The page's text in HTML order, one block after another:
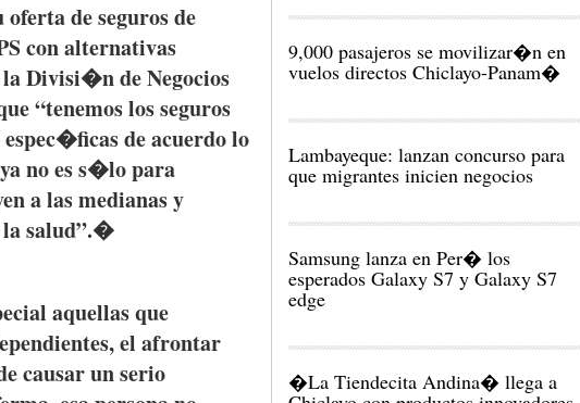
ofertadesegurosde
conalternativas
Divisi�ndeNegocios
“tenemoslosseguros
espec�ficasdeacuerdolo
yanoess�lopara
alasmedianasy
salud”.�
aquellasque
, el afrontar
causarunserio
9,000 pasajeros se movilizar�n en
vuelos directos Chiclayo-Panam�
Lambayeque: lanzan concurso para
que migrantes inicien negocios
Samsung lanza en Per� los
esperados Galaxy S7 y Galaxy S7
edge
�La Tiendecita Andina� llega a